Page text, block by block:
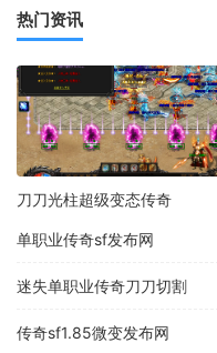
热门资讯
刀刀光柱超级变态传奇
单职业传奇sf发布网
迷失单职业传奇刀刀切割
传奇sf1.85微变发布网